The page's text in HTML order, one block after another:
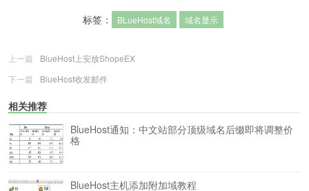
标签： BLueHost域名 域名显示
上一篇
BlueHost上安放ShopeEX
下一篇
BlueHost收发邮件
相关推荐
BlueHost通知：中文站部分顶级域名后缀即将调整价
格
BlueHost主机添加附加域教程